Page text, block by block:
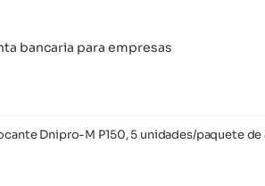
bancaria para empresas
Dnipro-M P150, 5 unidades/paquete